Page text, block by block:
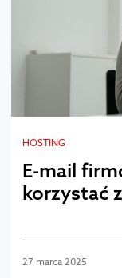
HOSTING
E-mail
korzystać
27 marca 2025